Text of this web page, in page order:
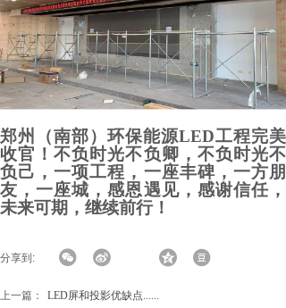
郑州（南部）环保能源LED工程完美
收官！不负时光不负卿，不负时光不
负己，一项工程，一座丰碑，一方朋
友，一座城，感恩遇见，感谢信任，
未来可期，继续前行！
分享到:
上一篇： LED屏和投影优缺点......